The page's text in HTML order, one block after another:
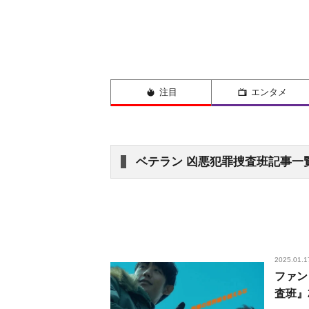
注目 エンタメ
ベテラン 凶悪犯罪捜査班記事一
ファ
査班